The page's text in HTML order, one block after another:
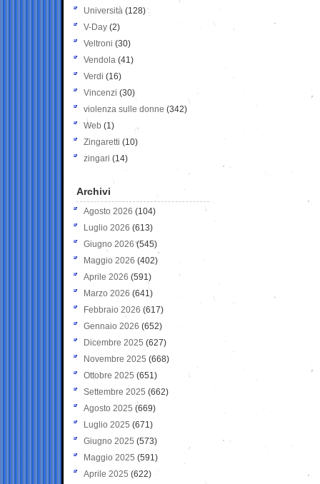
Università (128)
V-Day (2)
Veltroni (30)
Vendola (41)
Verdi (16)
Vincenzi (30)
violenza sulle donne (342)
Web (1)
Zingaretti (10)
zingari (14)
Archivi
Agosto 2026 (104)
Luglio 2026 (613)
Giugno 2026 (545)
Maggio 2026 (402)
Aprile 2026 (591)
Marzo 2026 (641)
Febbraio 2026 (617)
Gennaio 2026 (652)
Dicembre 2025 (627)
Novembre 2025 (668)
Ottobre 2025 (651)
Settembre 2025 (662)
Agosto 2025 (669)
Luglio 2025 (671)
Giugno 2025 (573)
Maggio 2025 (591)
Aprile 2025 (622)